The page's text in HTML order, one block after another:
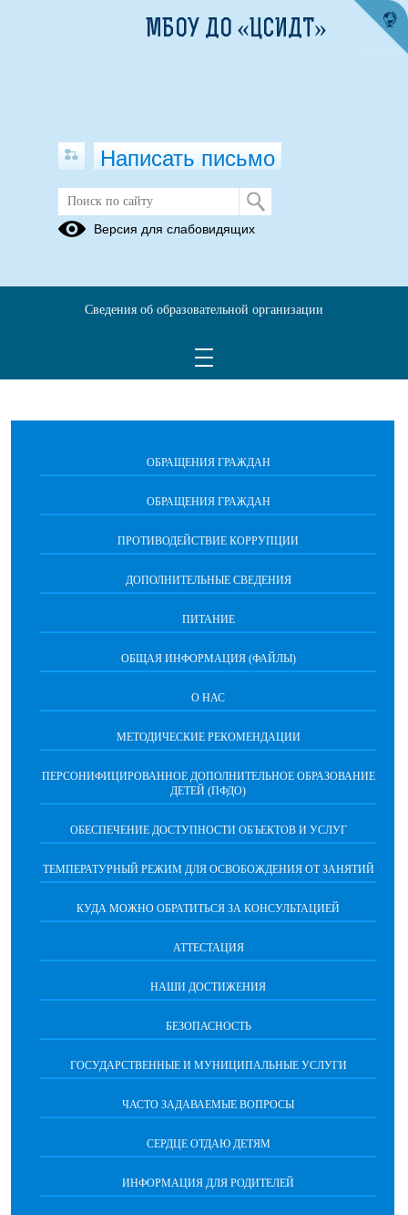
Формы документов, связанных с
противодействием коррупции, для
ОБРАЩЕНИЯ ГРАЖДАН
ОБРАЩЕНИЯ ГРАЖДАН
ПРОТИВОДЕЙСТВИЕ КОРРУПЦИИ
ДОПОЛНИТЕЛЬНЫЕ СВЕДЕНИЯ
ПИТАНИЕ
ОБЩАЯ ИНФОРМАЦИЯ (ФАЙЛЫ)
О НАС
МЕТОДИЧЕСКИЕ РЕКОМЕНДАЦИИ
ПЕРСОНИФИЦИРОВАННОЕ ДОПОЛНИТЕЛЬНОЕ ОБРАЗОВАНИЕ
ДЕТЕЙ (ПФДО)
ОБЕСПЕЧЕНИЕ ДОСТУПНОСТИ ОБЪЕКТОВ И УСЛУГ
ТЕМПЕРАТУРНЫЙ РЕЖИМ ДЛЯ ОСВОБОЖДЕНИЯ ОТ ЗАНЯТИЙ
КУДА МОЖНО ОБРАТИТЬСЯ ЗА КОНСУЛЬТАЦИЕЙ
АТТЕСТАЦИЯ
НАШИ ДОСТИЖЕНИЯ
БЕЗОПАСНОСТЬ
ГОСУДАРСТВЕННЫЕ И МУНИЦИПАЛЬНЫЕ УСЛУГИ
ЧАСТО ЗАДАВАЕМЫЕ ВОПРОСЫ
СЕРДЦЕ ОТДАЮ ДЕТЯМ
ИНФОРМАЦИЯ ДЛЯ РОДИТЕЛЕЙ
МБОУ ДО «ЦСИДТ»
Написать письмо
Версия для слабовидящих
Сведения об образовательной организации